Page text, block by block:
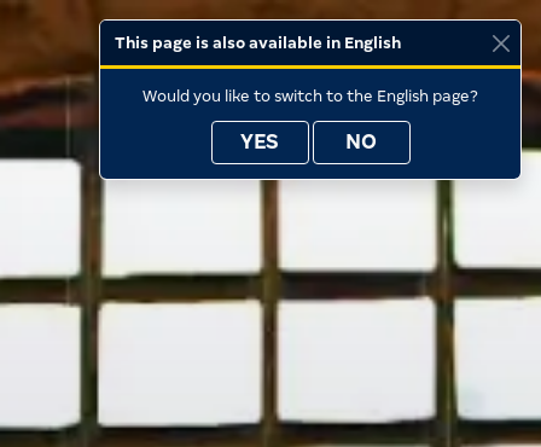
This page is also available in English
Would you like to switch to the English page?
YES NO